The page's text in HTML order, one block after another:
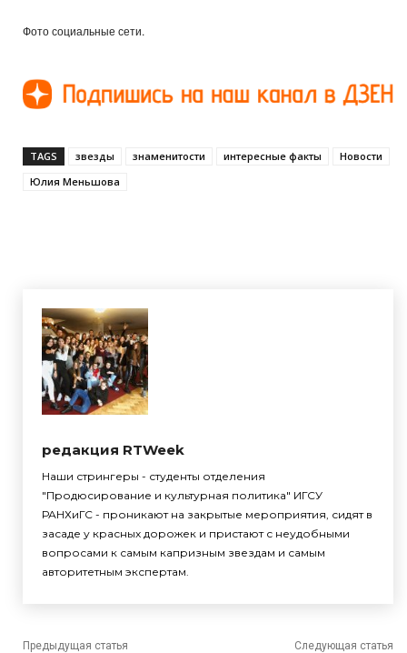
Фото социальные сети.
TAGS звезды знаменитости интересные факты
Новости
Юлия Меньшова
редакция RTWeek
Наши стрингеры - студенты отделения
"Продюсирование и культурная политика" ИГСУ
РАНХиГС - проникают на закрытые мероприятия, сидят в
засаде у красных дорожек и пристают с неудобными
вопросами к самым капризным звездам и самым
авторитетным экспертам.
Предыдущая статья Следующая статья